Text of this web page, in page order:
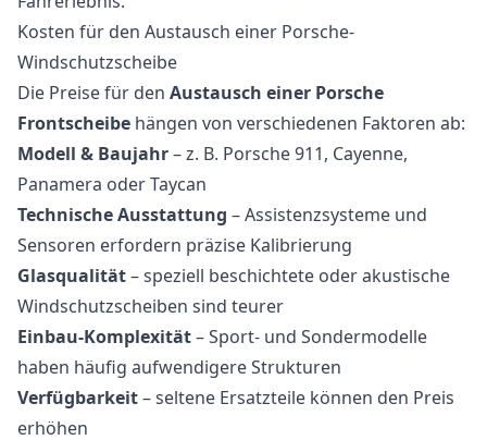
Kosten für den Austausch einer Porsche-
Windschutzscheibe
Die Preise für den Austausch einer Porsche
Frontscheibe hängen von verschiedenen Faktoren ab:
Modell & Baujahr– z. B. Porsche 911, Cayenne,
Panamera oder Taycan
Technische Ausstattung – Assistenzsysteme und
Sensoren erfordern präzise Kalibrierung
Glasqualität– speziell beschichtete oder akustische
Windschutzscheiben sind teurer
Einbau-Komplexität– Sport- und Sondermodelle
haben häufig aufwendigere Strukturen
Verfügbarkeit– seltene Ersatzteile können den Preis
erhöhen